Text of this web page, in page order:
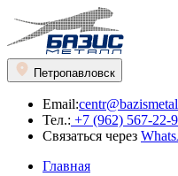
Петропавловск
Email:
Тел.: +7 (962) 567-22-
Связаться через
Главная